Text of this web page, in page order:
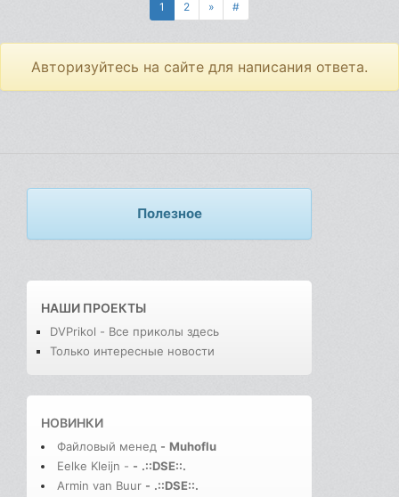
1 2 » #
Авторизуйтесь на сайте для написания ответа.
Полезное
НАШИ ПРОЕКТЫ
DVPrikol - Все приколы здесь
Только интересные новости
НОВИНКИ
Файловый менед - Muhoflu
Eelke Kleijn - - .::DSE::.
Armin van Buur - .::DSE::.